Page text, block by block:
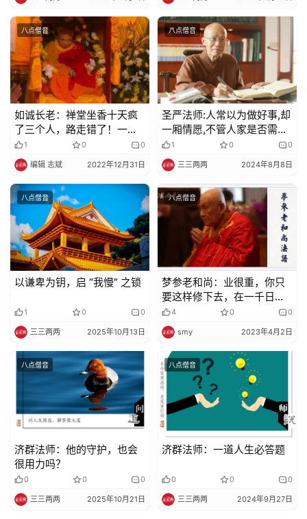
八点僧音
如诚长老：禅堂坐香十天疯
了三个人，路走错了！一生
废了…
1 0 0
编辑 志斌 2022年12月31日
八点僧音
圣严法师:人常以为做好事,却
一厢情愿,不管人家是否需要,
好心也会成为别人的负担
1 0 0
三三两两 2024年8月8日
八点僧音
以谦卑为钥，启 “我慢” 之锁
1 0 0
三三两两 2025年10月13日
八点僧音
梦参老和尚：业很重，你只
要这样修下去，在一千日绝
对清净
4 0 0
smy 2023年4月2日
八点僧音
济群法师：他的守护，也会
很用力吗？
0 0 0
三三两两 2025年10月21日
八点僧音
济群法师：一道人生必答题
0 0 0
三三两两 2024年9月27日